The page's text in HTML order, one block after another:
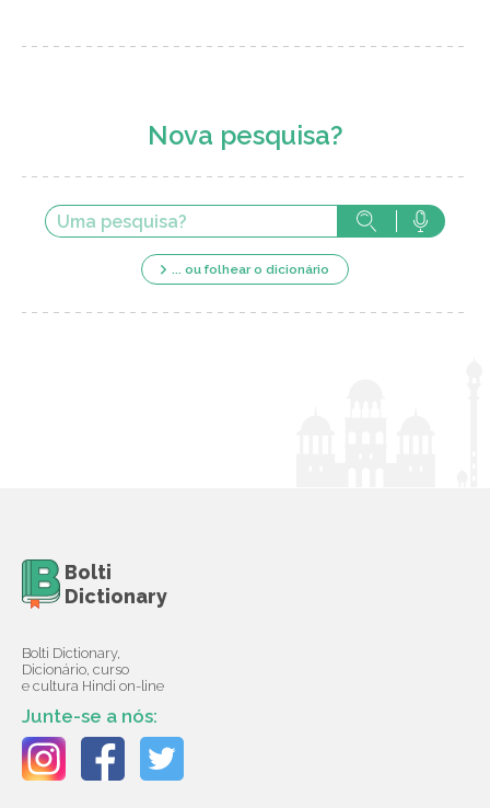
Nova pesquisa?
... ou folhear o dicionário
Bolti
Dictionary
Bolti Dictionary,
Dicionário, curso
e cultura Hindi on-line
Junte-se a nós: